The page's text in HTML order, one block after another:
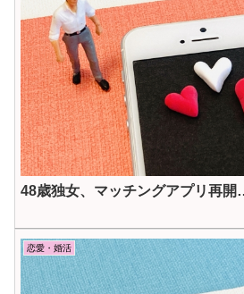
48歳独女、マッチングアプリ再
恋愛・婚活